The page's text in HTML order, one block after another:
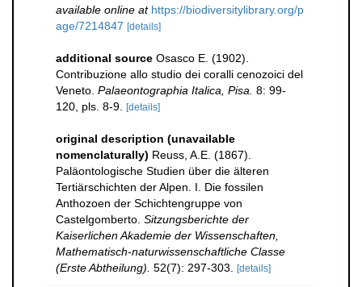
available online at https://biodiversitylibrary.org/p
age/7214847 [details]
additional source Osasco E. (1902).
Contribuzione allo studio dei coralli cenozoici del
Veneto. Palaeontographia Italica, Pisa. 8: 99-
120, pls. 8-9.
[details]
original description (unavailable
nomenclaturally) Reuss, A.E. (1867).
Paläontologische Studien über die älteren
Tertiärschichten der Alpen. I. Die fossilen
Anthozoen der Schichtengruppe von
Castelgomberto. Sitzungsberichte der
Kaiserlichen Akademie der Wissenschaften,
Mathematisch-naturwissenschaftliche Classe
(Erste Abtheilung). 52(7): 297-303. [details]